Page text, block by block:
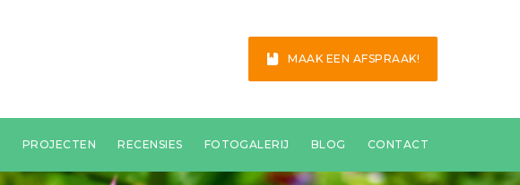
MAAK EEN AFSPRAAK!
PROJECTEN RECENSIES FOTOGALERIJ BLOG CONTACT